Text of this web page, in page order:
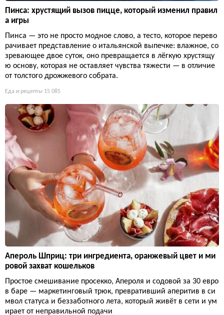
Пинса: хрустящий вызов пицце, который изменил правил
а игры
Пинса — это не просто модное слово, а тесто, которое перево
рачивает представление о итальянской выпечке: влажное, со
зревающее двое суток, оно превращается в лёгкую хрустящу
ю основу, которая не оставляет чувства тяжести — в отличие
от толстого дрожжевого собрата.
Еда и рецепты 15 085
Апероль Шприц: три ингредиента, оранжевый цвет и ми
ровой захват кошельков
Простое смешивание просекко, Апероля и содовой за 30 евро
в баре — маркетинговый трюк, превративший аперитив в си
мвол статуса и беззаботного лета, который живёт в сети и ум
ирает от неправильной подачи